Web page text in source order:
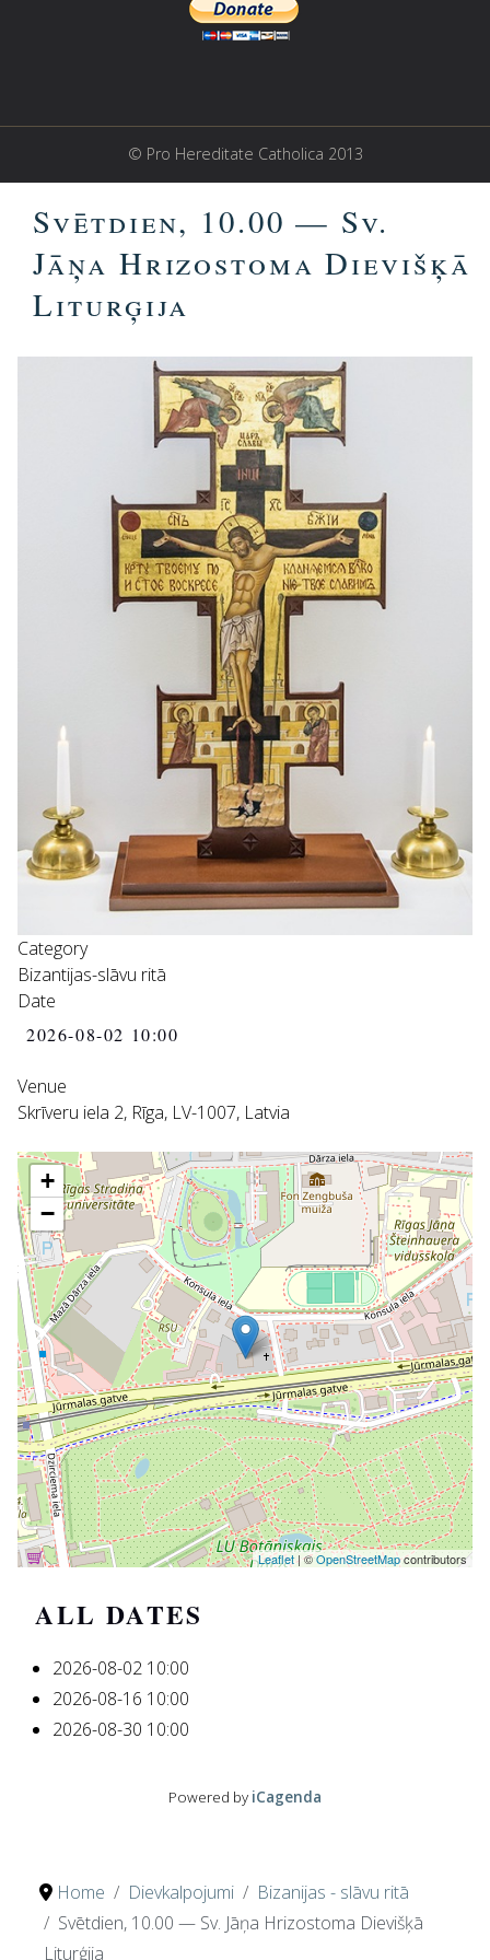
Svētdien, 10.00 — Sv.
Jāņa Hrizostoma Dievišķā
Liturģija
Category
Bizantijas-slāvu ritā
Date
2026-08-02 10:00
Venue
Skrīveru iela 2, Rīga, LV-1007, Latvia
+
−
Leaflet| ©OpenStreetMapcontributors
ALL DATES
2026-08-02 10:00
2026-08-16 10:00
2026-08-30 10:00
Powered by iCagenda
Home Dievkalpojumi
Bizanijas - slāvu ritā
Svētdien, 10.00 — Sv. Jāņa Hrizostoma Dievišķā
Liturģija
© Pro Hereditate Catholica 2013